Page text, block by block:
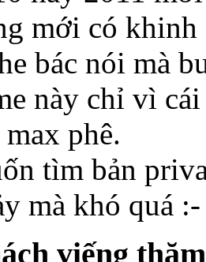
mới có khinh
bác nói mà
này chỉ vì
phê.
tìm bản
mà khó quá :-
viếng